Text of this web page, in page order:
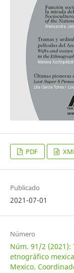
PDF
Publicado
2021-07-01
Número
Núm. 91/2 (2021):
etnográfico
Mexico.